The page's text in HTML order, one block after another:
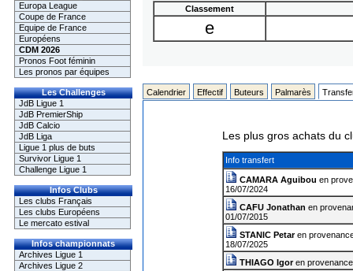
Europa League
Coupe de France
Equipe de France
Européens
CDM 2026
Pronos Foot féminin
Les pronos par équipes
Les Challenges
JdB Ligue 1
JdB PremierShip
JdB Calcio
JdB Liga
Ligue 1 plus de buts
Survivor Ligue 1
Challenge Ligue 1
Infos Clubs
Les clubs Français
Les clubs Européens
Le mercato estival
Infos championnats
Archives Ligue 1
Archives Ligue 2
Classement
e
Calendrier Effectif Buteurs Palmarès
Les plus gros achats du
Info transfert
CAMARA Aguibou en
16/07/2024
CAFU Jonathan en
01/07/2015
STANIC Petaren
18/07/2025
THIAGO Igoren